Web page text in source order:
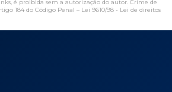
é proibida sem a autorização do autor. Crime de
184 do Código Penal – Lei 9610/98 - Lei de direitos